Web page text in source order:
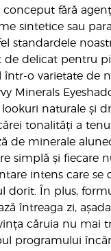
conceput fără
sintetice sau
standardele
delicat pentru
o varietate de
Minerals
naturale și
tonalități a
de minerale
simplă și fiecare
intens care se
dorit. În plus,
întreaga zi,
căruia nu mai
programului